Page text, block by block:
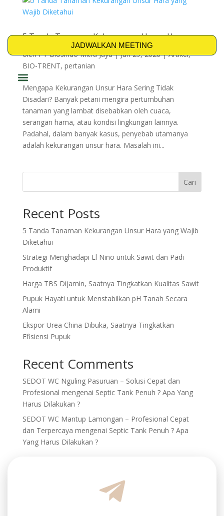
JADWALKAN MEETING
5 Tanda Tanaman Kekurangan Unsur Hara
yang Wajib Diketahui
olehPT Biosindo Mitra Jaya|Jun 29, 2026|Artikel,
BIO-TRENT, pertanian
Mengapa Kekurangan Unsur Hara Sering Tidak
Disadari? Banyak petani mengira pertumbuhan
tanaman yang lambat disebabkan oleh cuaca,
serangan hama, atau kondisi lingkungan lainnya.
Padahal, dalam banyak kasus, penyebab utamanya
adalah kekurangan unsur hara. Masalah ini...
Cari
Recent Posts
5 Tanda Tanaman Kekurangan Unsur Hara yang Wajib
Diketahui
Strategi Menghadapi El Nino untuk Sawit dan Padi
Produktif
Harga TBS Dijamin, Saatnya Tingkatkan Kualitas Sawit
Pupuk Hayati untuk Menstabilkan pH Tanah Secara
Alami
Ekspor Urea China Dibuka, Saatnya Tingkatkan
Efisiensi Pupuk
Recent Comments
SEDOT WC Nguling Pasuruan – Solusi Cepat dan
Profesional mengenai Septic Tank Penuh ? Apa Yang
Harus Dilakukan ?
SEDOT WC Mantup Lamongan – Profesional Cepat
dan Terpercaya mengenai Septic Tank Penuh ? Apa
Yang Harus Dilakukan ?